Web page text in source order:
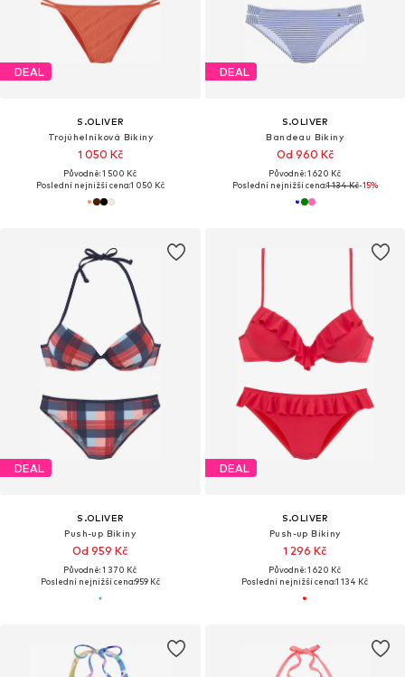
DEAL
S.OLIVER
Trojúhelníková Bikiny
1 050 Kč
Původně: 1 500 Kč
Poslední nejnižší cena:1 050 Kč
DEAL
S.OLIVER
Bandeau Bikiny
Od 960 Kč
Původně: 1 620 Kč
Poslední nejnižší cena:1 134 Kč-15%
DEAL
S.OLIVER
Push-up Bikiny
Od 959 Kč
Původně: 1 370 Kč
Poslední nejnižší cena:959 Kč
DEAL
S.OLIVER
Push-up Bikiny
1 296 Kč
Původně: 1 620 Kč
Poslední nejnižší cena:1 134 Kč